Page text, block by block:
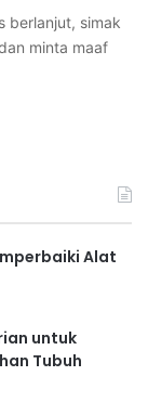
berlanjut, simak
minta maaf
Alat
untuk
Tubuh